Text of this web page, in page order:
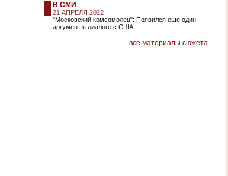
В СМИ
21 АПРЕЛЯ 2022
"Московский комсомолец": Появился еще один
аргумент в диалоге с США
все материалы сюжета